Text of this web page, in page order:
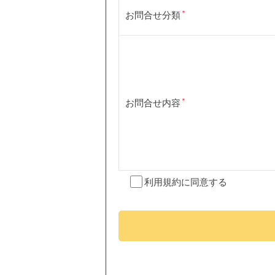
お問合せ分類
お問合せ内容
利用規約に同意する